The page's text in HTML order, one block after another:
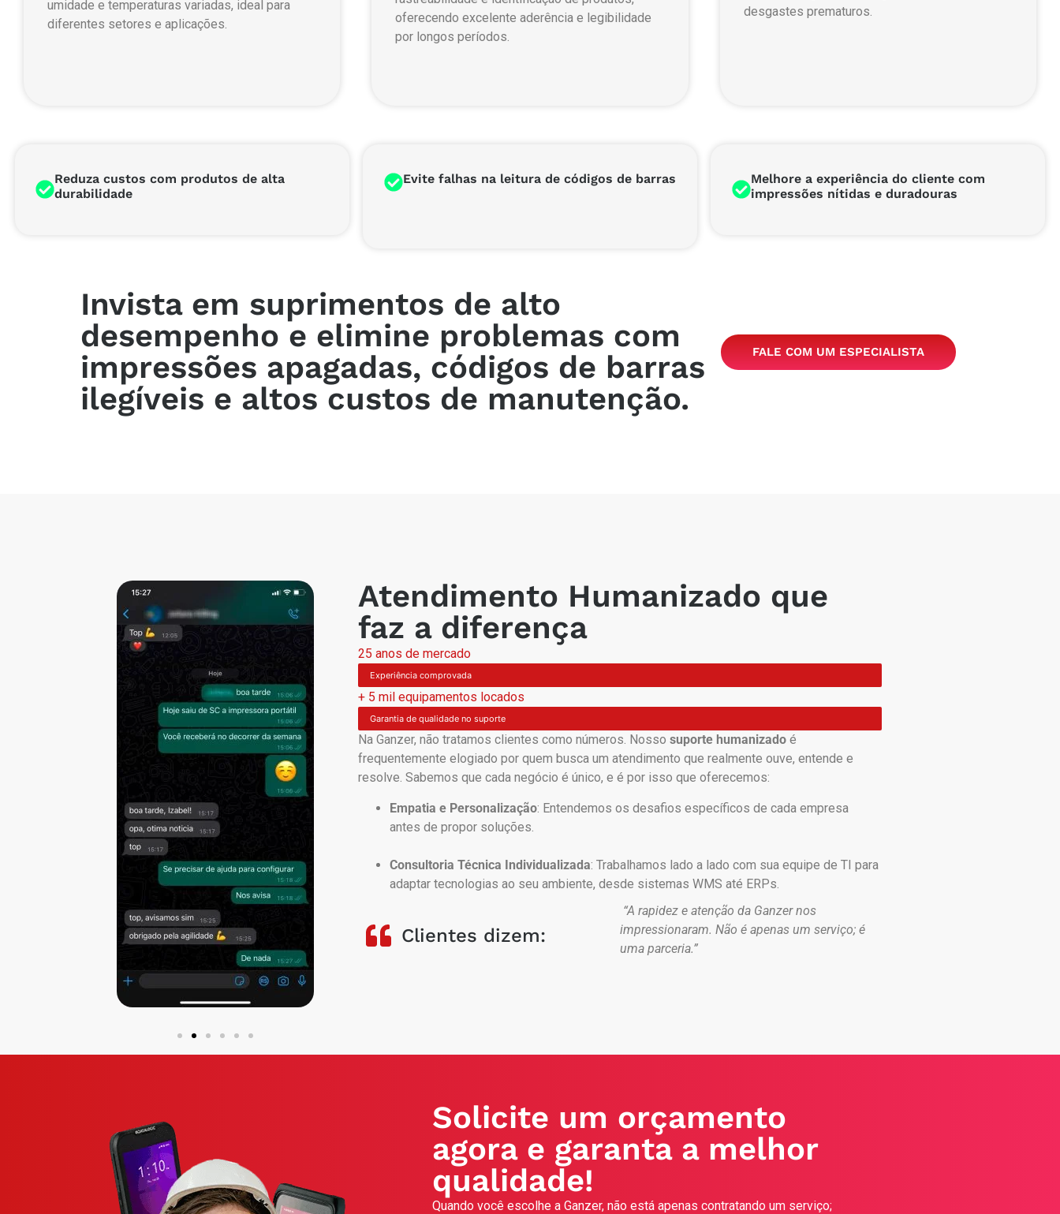
umidade e temperaturas variadas, ideal para
diferentes setores e aplicações.
oferecendo excelente aderência e legibilidade
por longos períodos.
desgastes prematuros.
Reduza custos com produtos de alta
durabilidade
Evite falhas na leitura de códigos de barras
Melhore a experiência do cliente com
impressões nítidas e duradouras
Invista em suprimentos de alto
desempenho e elimine problemas com
impressões apagadas, códigos de barras
ilegíveis e altos custos de manutenção.
FALE COM UM ESPECIALISTA
Atendimento Humanizado que
faz a diferença
25 anos de mercado
Experiência comprovada
+ 5 mil equipamentos locados
Garantia de qualidade no suporte
Na Ganzer, não tratamos clientes como números. Nosso suporte humanizado é
frequentemente elogiado por quem busca um atendimento que realmente ouve, entende e
resolve. Sabemos que cada negócio é único, e é por isso que oferecemos:
Empatia e Personalização: Entendemos os desafios específicos de cada empresa
antes de propor soluções.
Consultoria Técnica Individualizada: Trabalhamos lado a lado com sua equipe de TI para
adaptar tecnologias ao seu ambiente, desde sistemas WMS até ERPs.
Clientes dizem:
“A rapidez e atenção da Ganzer nos
impressionaram. Não é apenas um serviço; é
uma parceria.”
Solicite um orçamento
agora e garanta a melhor
qualidade!
Quando você escolhe a Ganzer, não está apenas contratando um serviço;